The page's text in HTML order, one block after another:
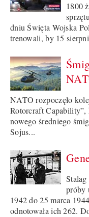
1800
dniu Święta Wojska
trenowali, by 15
NATO rozpoczęło
Rotorcraft Capability”,
nowego średniego
Sojus...
próby
1942 do 25 marca
odnotowała ich 262.